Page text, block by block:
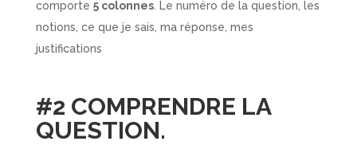
comporte 5 colonnes. Le numéro de la question, les
notions, ce que je sais, ma réponse, mes
justifications
#2 COMPRENDRE LA
QUESTION.